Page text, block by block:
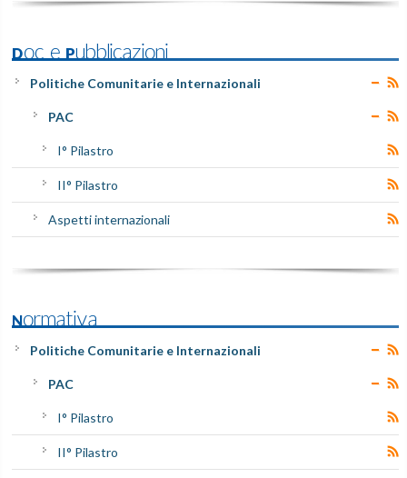
Doc e Pubblicazioni
Politiche Comunitarie e Internazionali
PAC
I° Pilastro
II° Pilastro
Aspetti internazionali
Normativa
Politiche Comunitarie e Internazionali
PAC
I° Pilastro
II° Pilastro